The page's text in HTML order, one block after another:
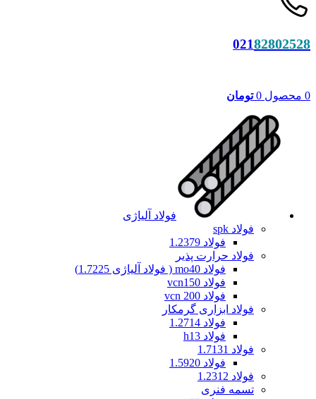
02182802528
0 محصول 0 تومان
فولاد آلیاژی
فولاد spk
فولاد 1.2379
فولاد حرارت پذیر
فولاد mo40 ( فولاد آلیاژی 1.7225)
فولاد vcn150
فولاد vcn 200
فولاد ابزاری گرمکار
فولاد 1.2714
فولاد h13
فولاد 1.7131
فولاد 1.5920
فولاد 1.2312
تسمه فنری